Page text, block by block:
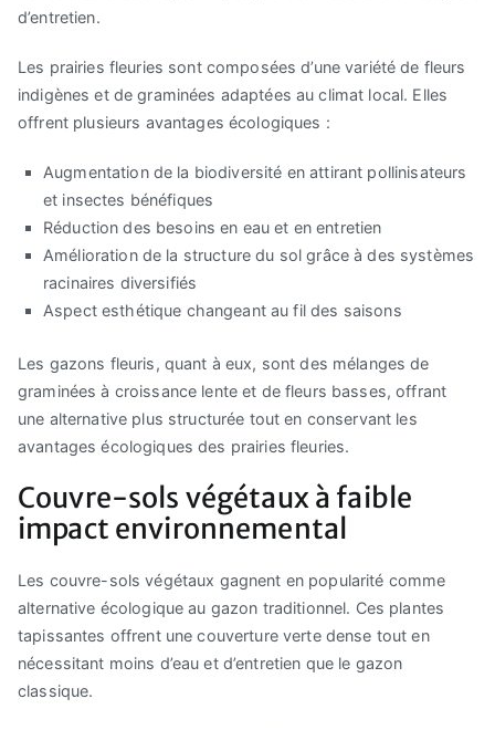
d’entretien.
Les prairies fleuries sont composées d’une variété de fleurs
indigènes et de graminées adaptées au climat local. Elles
offrent plusieurs avantages écologiques :
Augmentation de la biodiversité en attirant pollinisateurs
et insectes bénéfiques
Réduction des besoins en eau et en entretien
Amélioration de la structure du sol grâce à des systèmes
racinaires diversifiés
Aspect esthétique changeant au fil des saisons
Les gazons fleuris, quant à eux, sont des mélanges de
graminées à croissance lente et de fleurs basses, offrant
une alternative plus structurée tout en conservant les
avantages écologiques des prairies fleuries.
Couvre-sols végétaux à faible
impact environnemental
Les couvre-sols végétaux gagnent en popularité comme
alternative écologique au gazon traditionnel. Ces plantes
tapissantes offrent une couverture verte dense tout en
nécessitant moins d’eau et d’entretien que le gazon
classique.